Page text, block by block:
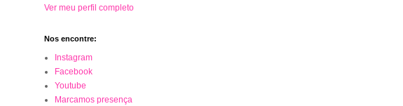
Ver meu perfil completo
Nos encontre:
Instagram
Facebook
Youtube
Marcamos presença